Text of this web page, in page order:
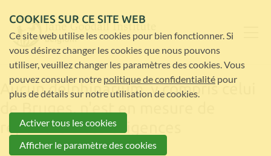
Aucun delphinarium, y compris celui
de Bruges, n'est en mesure de
répondre à ces exigences
COOKIES SUR CE SITE WEB
Ce site web utilise les cookies pour bien fonctionner. Si
vous désirez changer les cookies que nous pouvons
utiliser, veuillez changer les paramètres des cookies. Vous
pouvez consuler notre politique de confidentialité pour
plus de détails sur notre utilisation de cookies.
Activer tous les cookies
Afficher le paramètre des cookies